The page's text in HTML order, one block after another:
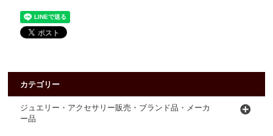
カテゴリー
ジュエリー・アクセサリー販売・ブランド品・メーカ
ー品